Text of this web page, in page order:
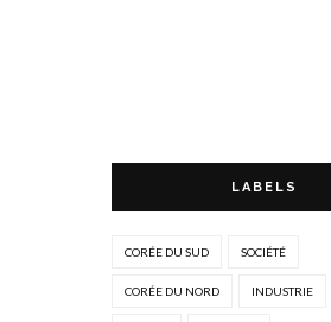
LABELS
CORÉE DU SUD SOCIÉTÉ
CORÉE DU NORD INDUSTRIE